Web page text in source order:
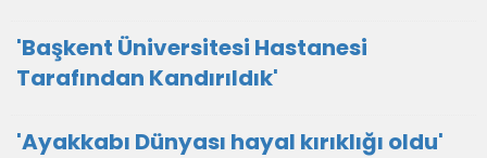
'Başkent Üniversitesi Hastanesi
Tarafından Kandırıldık'
'Ayakkabı Dünyası hayal kırıklığı oldu'